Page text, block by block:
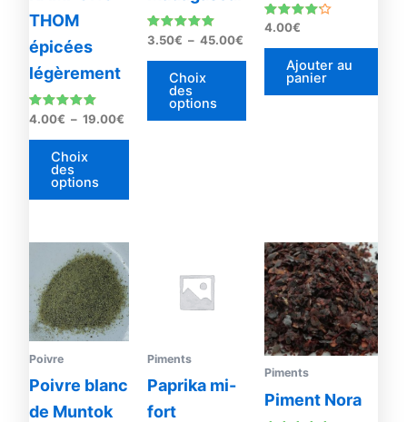
THOM
épicées
légèrement
Note
5.00
sur 5
4.00€ – 19.00€
Choix
des
options
choisies
sur
produit
Note
4.90
sur 5
3.50€ – 45.00€
Choix
des
options
choisies
surNote
sur 5
4.00€
Ajouter au
panier
Poivre
Poivre blanc
de Muntok
Piments
Paprika mi-
fort
Piments
Piment Nora